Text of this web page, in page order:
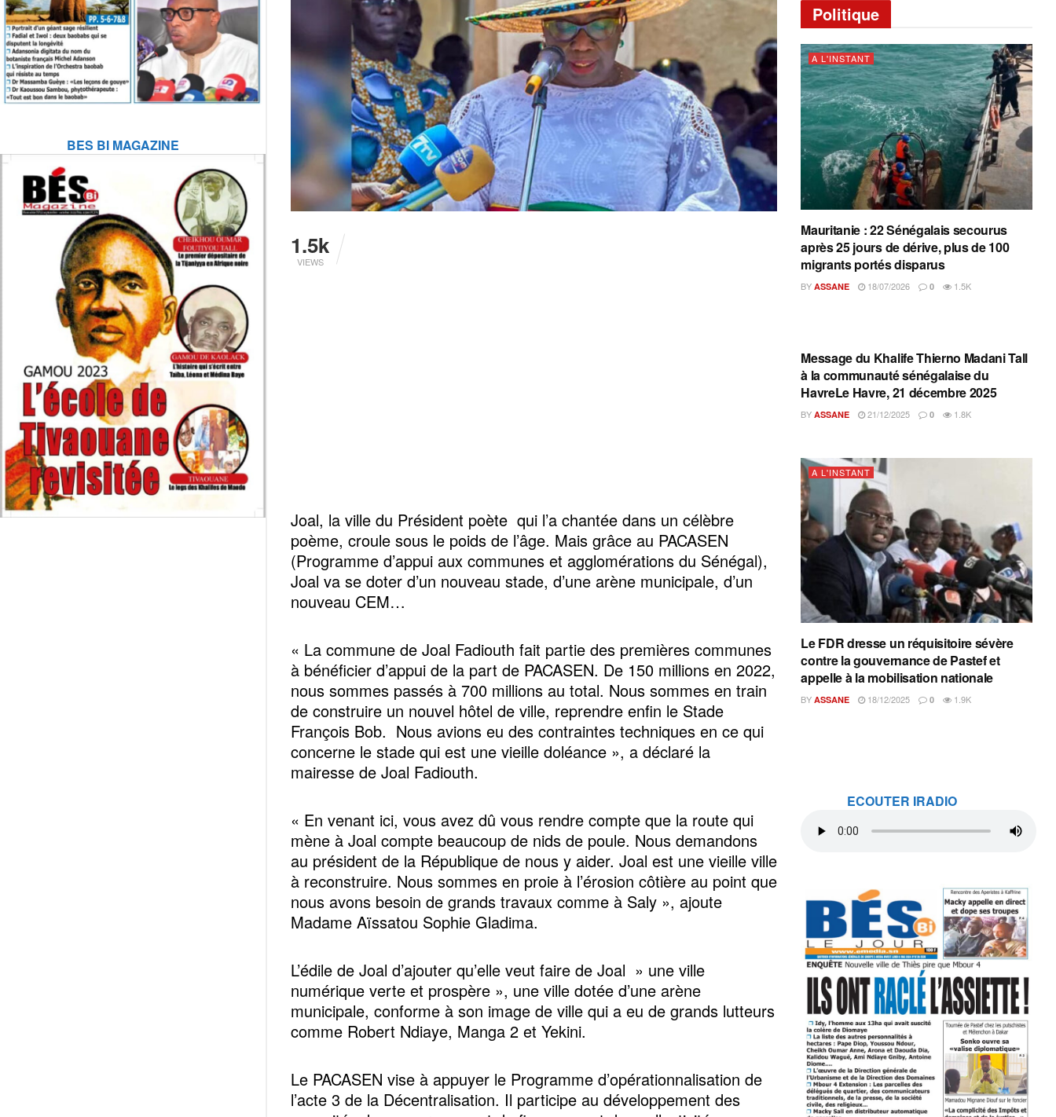
BES BI MAGAZINE
1.5k
VIEWS
Joal, la ville du Président poète qui l’a chantée dans un célèbre
poème, croule sous le poids de l’âge. Mais grâce au PACASEN
(Programme d’appui aux communes et agglomérations du Sénégal),
Joal va se doter d’un nouveau stade, d’une arène municipale, d’un
nouveau CEM…
« La commune de Joal Fadiouth fait partie des premières communes
à bénéficier d’appui de la part de PACASEN. De 150 millions en 2022,
nous sommes passés à 700 millions au total. Nous sommes en train
de construire un nouvel hôtel de ville, reprendre enfin le Stade
François Bob. Nous avions eu des contraintes techniques en ce qui
concerne le stade qui est une vieille doléance », a déclaré la
mairesse de Joal Fadiouth.
« En venant ici, vous avez dû vous rendre compte que la route qui
mène à Joal compte beaucoup de nids de poule. Nous demandons
au président de la République de nous y aider. Joal est une vieille ville
à reconstruire. Nous sommes en proie à l’érosion côtière au point que
nous avons besoin de grands travaux comme à Saly », ajoute
Madame Aïssatou Sophie Gladima.
L’édile de Joal d’ajouter qu’elle veut faire de Joal » une ville
numérique verte et prospère », une ville dotée d’une arène
municipale, conforme à son image de ville qui a eu de grands lutteurs
comme Robert Ndiaye, Manga 2 et Yekini.
Le PACASEN vise à appuyer le Programme d’opérationnalisation de
l’acte 3 de la Décentralisation. Il participe au développement des
Politique
A L'INSTANT
Mauritanie : 22 Sénégalais secourus
après 25 jours de dérive, plus de 100
migrants portés disparus
BY ASSANE 18/07/2026 0 1.5K
A L'INSTANT
Message du Khalife Thierno Madani Tall
à la communauté sénégalaise du
HavreLe Havre, 21 décembre 2025
BY ASSANE 21/12/2025 0 1.8K
A L'INSTANT
Le FDR dresse un réquisitoire sévère
contre la gouvernance de Pastef et
appelle à la mobilisation nationale
BY ASSANE 18/12/2025 0 1.9K
ECOUTER IRADIO